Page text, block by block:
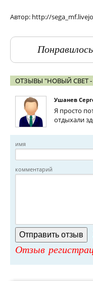
Автор: http://
ОТЗЫВЫ "НОВЫЙ СВЕТ
Ушанев
Я просто
отдыхали
имя
комментарий
Отзыв